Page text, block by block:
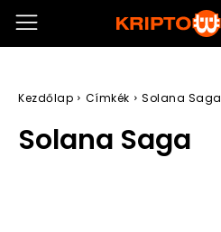
Kezdőlap Címkék Solana Saga
Solana Saga